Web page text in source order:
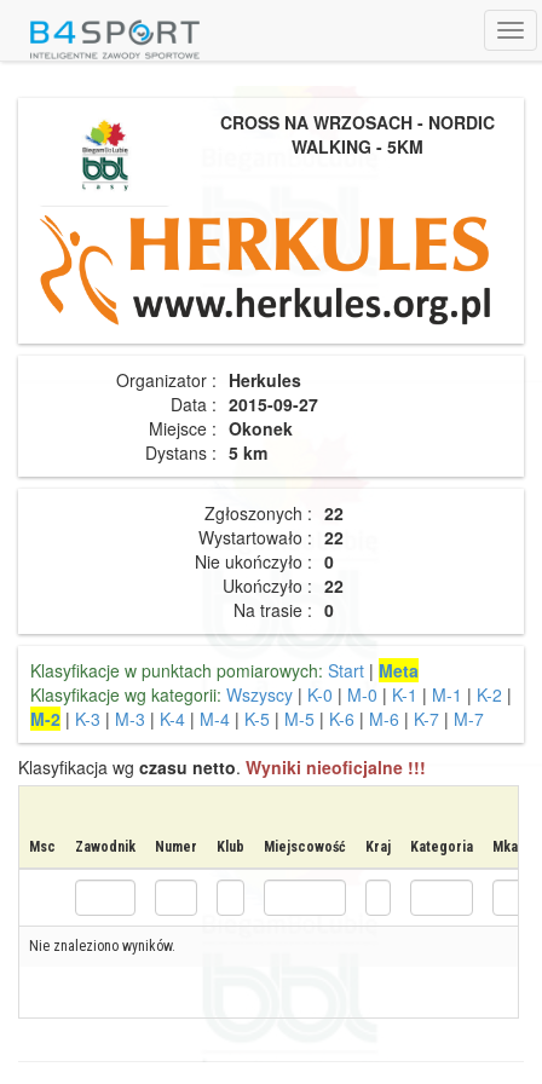
CROSS NA WRZOSACH - NORDIC
WALKING - 5KM
Organizator : Herkules
Data : 2015-09-27
Miejsce : Okonek
Dystans : 5 km
Zgłoszonych : 22
Wystartowało : 22
Nie ukończyło : 0
Ukończyło : 22
Na trasie : 0
Klasyfikacje w punktach pomiarowych: Start | Meta
Klasyfikacje wg kategorii: Wszyscy | K-0 | M-0 | K-1 | M-1 | K-2 |
M-2 | K-3 | M-3 | K-4 | M-4 | K-5 | M-5 | K-6 | M-6 | K-7 | M-7
Klasyfikacja wg czasu netto. Wyniki nieoficjalne !!!
Msc Zawodnik Numer Klub Miejscowość Kraj Kategoria Mkat
Nie znaleziono wyników.